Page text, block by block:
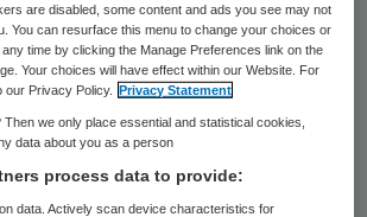
Patiëntparticipatie is een
term en wordt belangrijker.
wel dat wij patiënten niet
in ‘uw onderzoek’. Wij
onderzoek er gedaan moet
are disabled, some content and ads you see may not
You can resurface this menu to change your choices or
time by clicking the Manage Preferences link on the
Your choices will have effect within our Website. For
our Privacy Policy.
Privacy Statement
we only place essential and statistical cookies,
data about you as a person
process data to provide:
data. Actively scan device characteristics for